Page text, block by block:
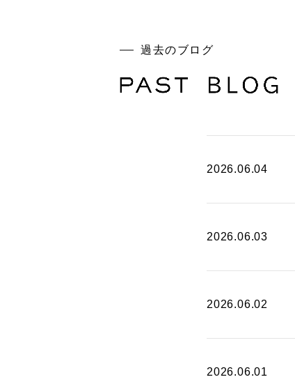
過去のブログ
2026.06.04
2026.06.03
2026.06.02
2026.06.01